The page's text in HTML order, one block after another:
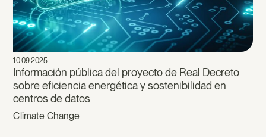
10.09.2025
Información pública del proyecto de Real Decreto
sobre eficiencia energética y sostenibilidad en
centros de datos
Climate Change